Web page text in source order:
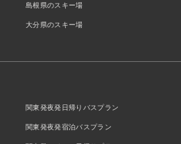
島根県のスキー場
大分県のスキー場
関東発夜発日帰りバスプラン
関東発夜発宿泊バスプラン